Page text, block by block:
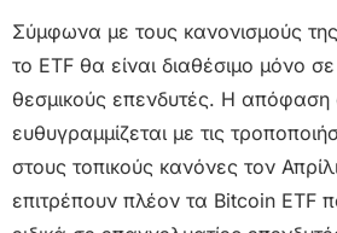
Σύμφωνα με τους κανονισμούς
το ETF θα είναι διαθέσιμο μόνο
θεσμικούς επενδυτές. Η απόφαση
ευθυγραμμίζεται με τις
στους τοπικούς κανόνες τον
επιτρέπουν πλέον τα Bitcoin ETF